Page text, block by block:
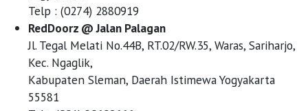
Telp : (0274) 2880919
RedDoorz @ Jalan Palagan
Jl. Tegal Melati No.44B, RT.02/RW.35, Waras, Sariharjo,
Kec. Ngaglik,
Kabupaten Sleman, Daerah Istimewa Yogyakarta
55581